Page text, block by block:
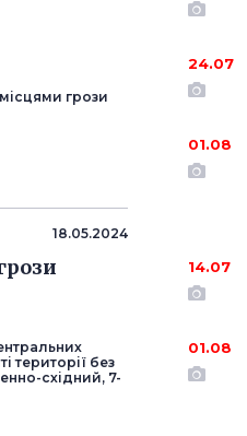
грози
18.05.2024
території без
східний, 7-
24.07
01.08
14.07
01.08